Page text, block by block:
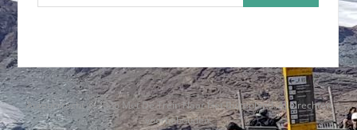
Auteursrecht © 2026 Met De Trein Naar Het Buitenland. Alle rechten
voorbehouden.